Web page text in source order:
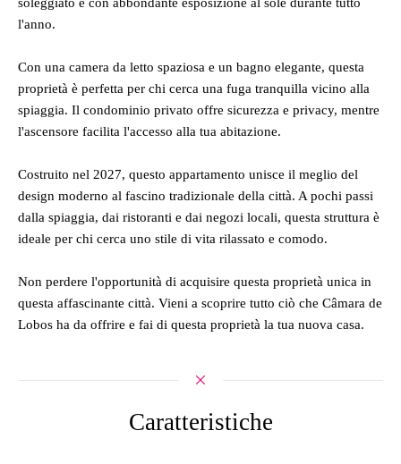
soleggiato e con abbondante esposizione al sole durante tutto
l'anno.
Con una camera da letto spaziosa e un bagno elegante, questa
proprietà è perfetta per chi cerca una fuga tranquilla vicino alla
spiaggia. Il condominio privato offre sicurezza e privacy, mentre
l'ascensore facilita l'accesso alla tua abitazione.
Costruito nel 2027, questo appartamento unisce il meglio del
design moderno al fascino tradizionale della città. A pochi passi
dalla spiaggia, dai ristoranti e dai negozi locali, questa struttura è
ideale per chi cerca uno stile di vita rilassato e comodo.
Non perdere l'opportunità di acquisire questa proprietà unica in
questa affascinante città. Vieni a scoprire tutto ciò che Câmara de
Lobos ha da offrire e fai di questa proprietà la tua nuova casa.
Caratteristiche